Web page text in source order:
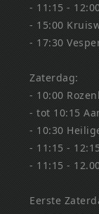
- 11:15 -
- 15:00
- 17:30
Zaterdag:
- 10:00
- tot 10:15
- 10:30
- 11:15 -
- 11:15 -
Eerste